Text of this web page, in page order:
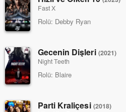
Fast X
Rolü: Debby Ryan
Gecenin Dişleri (2021)
Night Teeth
Rolü: Blaire
Parti Kraliçesi (2018)